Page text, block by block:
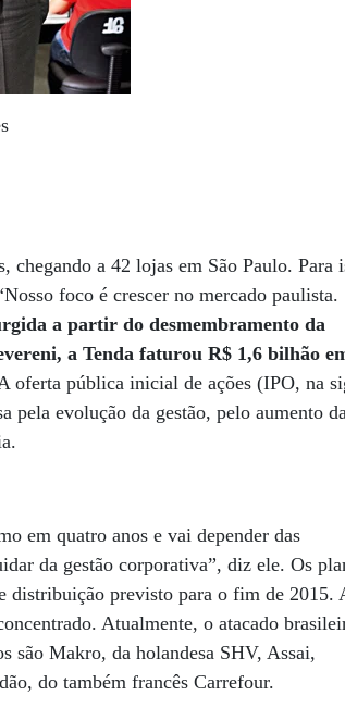
chegando a 42 lojas em São Paulo. Para
foco é crescer no mercado paulista.
a partir do desmembramento da
a Tenda faturou R$ 1,6 bilhão
oferta pública inicial de ações (IPO, na
pela evolução da gestão, pelo aumento
em quatro anos e vai depender das
da gestão corporativa”, diz ele. Os
distribuição previsto para o fim de 2015.
Atualmente, o atacado
são Makro, da holandesa SHV, Assai,
do também francês Carrefour.